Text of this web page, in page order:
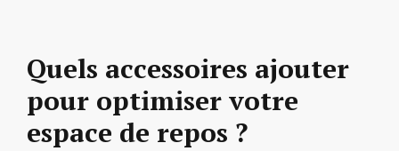
Quels accessoires ajouter
pour optimiser votre
espace de repos ?